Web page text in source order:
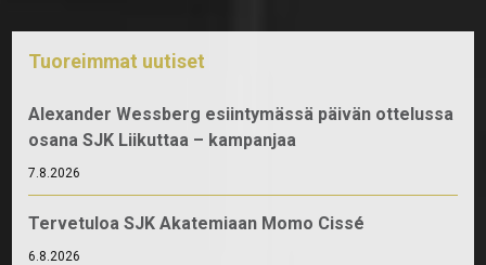
Tuoreimmat uutiset
Alexander Wessberg esiintymässä päivän ottelussa
osana SJK Liikuttaa – kampanjaa
7.8.2026
Tervetuloa SJK Akatemiaan Momo Cissé
6.8.2026